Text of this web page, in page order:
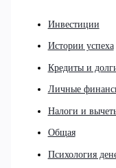
Инвестиции
Истории успеха
Кредиты и
Личные
Налоги и
Общая
Психология